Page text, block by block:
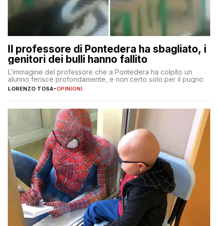
Il professore di Pontedera ha sbagliato, i
genitori dei bulli hanno fallito
L’immagine del professore che a Pontedera ha colpito un
alunno ferisce profondamente, e non certo solo per il pugno
LORENZO TOSA-OPINIONI